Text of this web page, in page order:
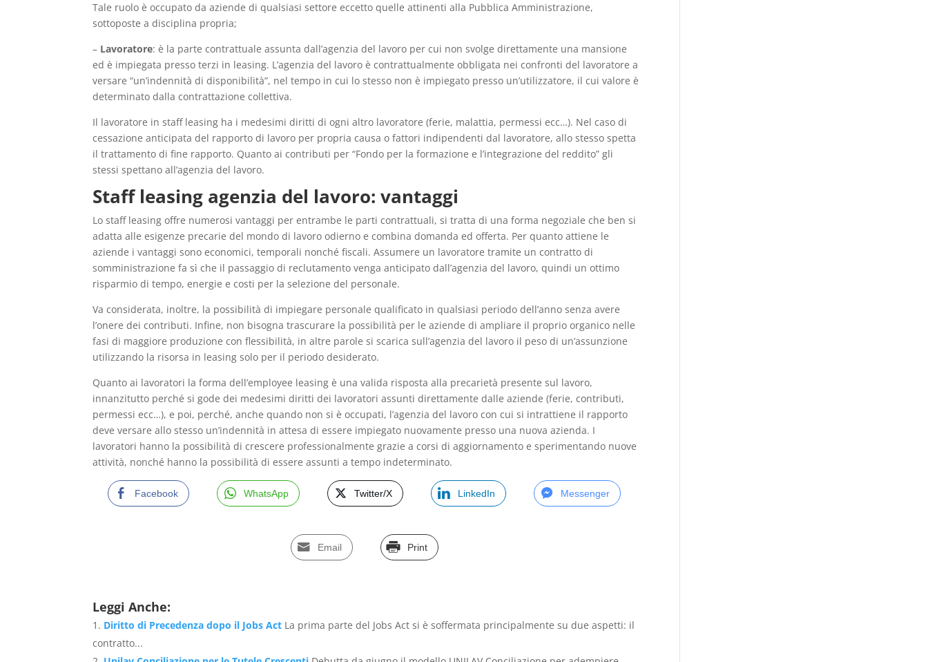
Tale ruolo è occupato da aziende di qualsiasi settore eccetto quelle attinenti alla Pubblica Amministrazione,
sottoposte a disciplina propria;
– Lavoratore: è la parte contrattuale assunta dall’agenzia del lavoro per cui non svolge direttamente una mansione
ed è impiegata presso terzi in leasing. L’agenzia del lavoro è contrattualmente obbligata nei confronti del lavoratore a
versare “un’indennità di disponibilità”, nel tempo in cui lo stesso non è impiegato presso un’utilizzatore, il cui valore è
determinato dalla contrattazione collettiva.
Il lavoratore in staff leasing ha i medesimi diritti di ogni altro lavoratore (ferie, malattia, permessi ecc…). Nel caso di
cessazione anticipata del rapporto di lavoro per propria causa o fattori indipendenti dal lavoratore, allo stesso spetta
il trattamento di fine rapporto. Quanto ai contributi per “Fondo per la formazione e l’integrazione del reddito” gli
stessi spettano all’agenzia del lavoro.
Staff leasing agenzia del lavoro: vantaggi
Lo staff leasing offre numerosi vantaggi per entrambe le parti contrattuali, si tratta di una forma negoziale che ben si
adatta alle esigenze precarie del mondo di lavoro odierno e combina domanda ed offerta. Per quanto attiene le
aziende i vantaggi sono economici, temporali nonché fiscali. Assumere un lavoratore tramite un contratto di
somministrazione fa sì che il passaggio di reclutamento venga anticipato dall’agenzia del lavoro, quindi un ottimo
risparmio di tempo, energie e costi per la selezione del personale.
Va considerata, inoltre, la possibilità di impiegare personale qualificato in qualsiasi periodo dell’anno senza avere
l’onere dei contributi. Infine, non bisogna trascurare la possibilità per le aziende di ampliare il proprio organico nelle
fasi di maggiore produzione con flessibilità, in altre parole si scarica sull’agenzia del lavoro il peso di un’assunzione
utilizzando la risorsa in leasing solo per il periodo desiderato.
Quanto ai lavoratori la forma dell’employee leasing è una valida risposta alla precarietà presente sul lavoro,
innanzitutto perché si gode dei medesimi diritti dei lavoratori assunti direttamente dalle aziende (ferie, contributi,
permessi ecc…), e poi, perché, anche quando non si è occupati, l’agenzia del lavoro con cui si intrattiene il rapporto
deve versare allo stesso un’indennità in attesa di essere impiegato nuovamente presso una nuova azienda. I
lavoratori hanno la possibilità di crescere professionalmente grazie a corsi di aggiornamento e sperimentando nuove
attività, nonché hanno la possibilità di essere assunti a tempo indeterminato.
Facebook WhatsApp Twitter/X LinkedIn Messenger
Email Print
Leggi Anche:
Diritto di Precedenza dopo il Jobs Act La prima parte del Jobs Act si è soffermata principalmente su due aspetti: il
contratto...